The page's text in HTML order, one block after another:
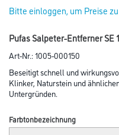
Bitte einloggen, um Preise
Pufas Salpeter-Entferner SE
Art-Nr.:1005-000150
Beseitigt schnell und
Klinker, Naturstein und
Untergründen.
Farbtonbezeichnung